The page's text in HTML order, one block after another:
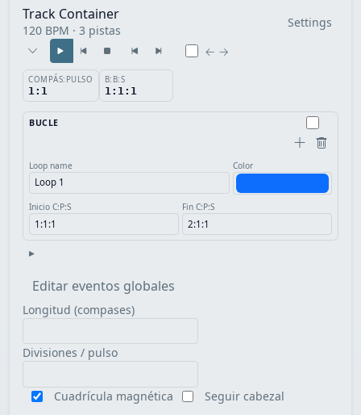
Track Container
120 BPM · 3 pistas
Settings
← →
COMPÁS:PULSO
1:1
B:B:S
1:1:1
BUCLE
Loop name Color
Inicio C:P:S Fin C:P:S
▸
Editar eventos globales
Longitud (compases)
Divisiones / pulso
Cuadrícula magnética Seguir cabezal